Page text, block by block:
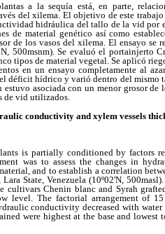
a la sequía está, en parte,
del xilema. El objetivo de este
hidráulica del tallo de la vid por
de material genético así como
de los vasos del xilema. El ensayo se
500msnm). Se evaluó el
tipos de material vegetal. Se aplicó
en un ensayo completamente al
déficit hídrico y varió dentro del mismo
estuvo asociada con un menor grosor
de vid utilizados.
conductivity and xylem vessels
is partially conditioned by factors
was to assess the changes in
and to establish a correlation
Lara State, Venezuela (10º02'N,
cultivars Chenin blanc and Syrah
level. The factorial arrangement of
conductivity decreased with
were highest at the base and